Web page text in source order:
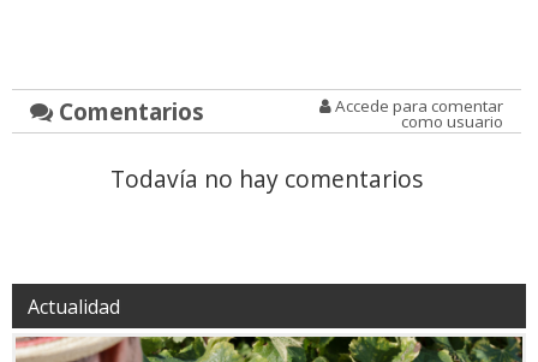
Comentarios Accede para comentar
como usuario
Todavía no hay comentarios
Actualidad